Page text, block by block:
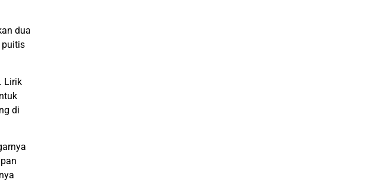
dua
puitis
Lirik
di